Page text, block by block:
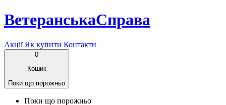
ВетеранськаСправа
Акції Як купити Контакти
0
Кошик
Поки що порожньо
Поки що порожньо